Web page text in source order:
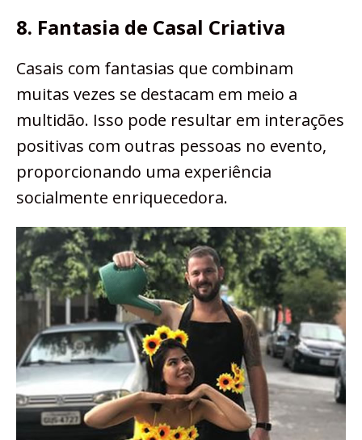
8. Fantasia de Casal Criativa
Casais com fantasias que combinam
muitas vezes se destacam em meio a
multidão. Isso pode resultar em interações
positivas com outras pessoas no evento,
proporcionando uma experiência
socialmente enriquecedora.